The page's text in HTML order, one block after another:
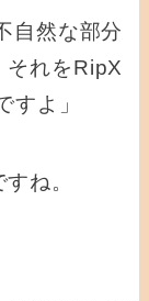
自然な部分
それをRipX
すよ」
ね。